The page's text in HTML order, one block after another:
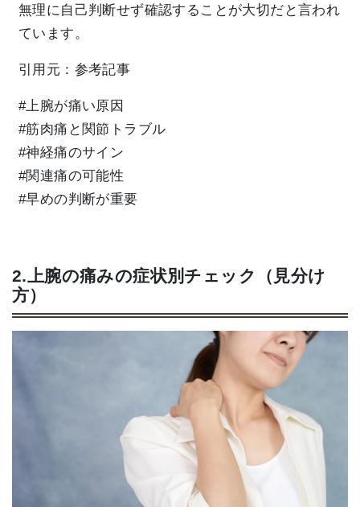
無理に自己判断せず確認することが大切だと言われ
ています。
引用元： 参考記事
#上腕が痛い原因
#筋肉痛と関節トラブル
#神経痛のサイン
#関連痛の可能性
#早めの判断が重要
2.上腕の痛みの症状別チェック（見分け
方）